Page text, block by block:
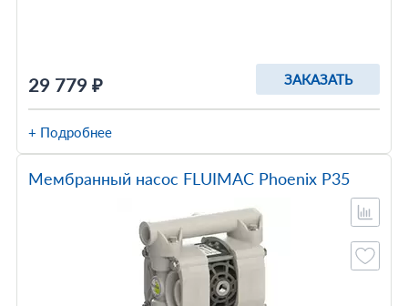
29 779 ₽ ЗАКАЗАТЬ
+ Подробнее
Мембранный насос FLUIMAC Phoenix P35